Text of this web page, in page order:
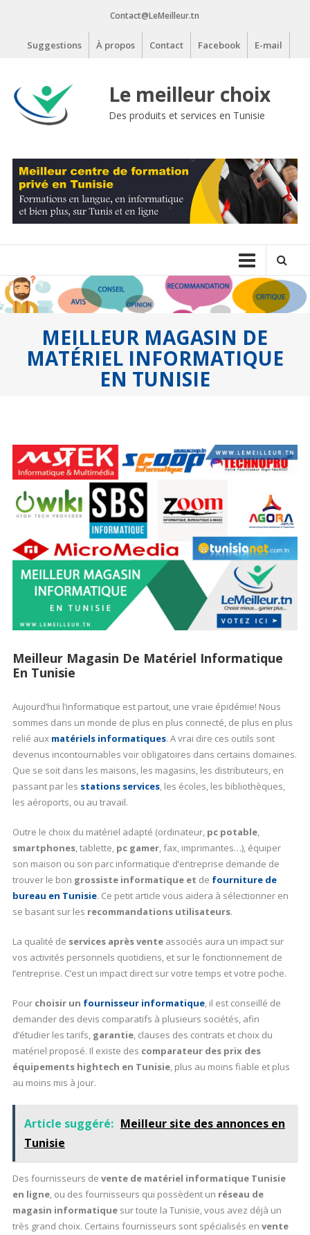
Contact@LeMeilleur.tn
Suggestions À propos Contact Facebook E-mail
Le meilleur choix
Des produits et services en Tunisie
MEILLEUR MAGASIN DE
MATÉRIEL INFORMATIQUE
EN TUNISIE
Meilleur Magasin De Matériel Informatique
En Tunisie
Aujourd’hui l’informatique est partout, une vraie épidémie! Nous
sommes dans un monde de plus en plus connecté, de plus en plus
relié aux matériels informatiques. A vrai dire ces outils sont
devenus incontournables voir obligatoires dans certains domaines.
Que se soit dans les maisons, les magasins, les distributeurs, en
passant par les stations services, les écoles, les bibliothèques,
les aéroports, ou au travail.
Outre le choix du matériel adapté (ordinateur, pc potable,
smartphones, tablette, pc gamer, fax, imprimantes…), équiper
son maison ou son parc informatique d’entreprise demande de
trouver le bon grossiste informatique et de fourniture de
bureau en Tunisie. Ce petit article vous aidera à sélectionner en
se basant sur les recommandations utilisateurs.
La qualité de services après venteassociés aura un impact sur
vos activités personnels quotidiens, et sur le fonctionnement de
l’entreprise. C’est un impact direct sur votre temps et votre poche.
Pour choisir un fournisseur informatique, il est conseillé de
demander des devis comparatifs à plusieurs sociétés, afin
d’étudier les tarifs, garantie, clauses des contrats et choix du
matériel proposé. Il existe des comparateur des prix des
équipements hightech en Tunisie, plus au moins fiable et plus
au moins mis à jour.
Article suggéré: Meilleur site des annonces en
Tunisie
Des fournisseurs de vente de matériel informatique Tunisie
en ligne, ou des fournisseurs qui possèdent un réseau de
magasin informatiquesur toute la Tunisie, vous avez déjà un
très grand choix. Certains fournisseurs sont spécialisés en vente